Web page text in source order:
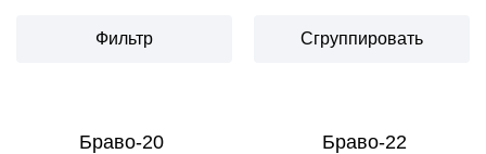
Фильтр Сгруппировать
Браво-20 Браво-22